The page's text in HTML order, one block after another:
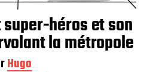
héros et son
la métropole
Hugo